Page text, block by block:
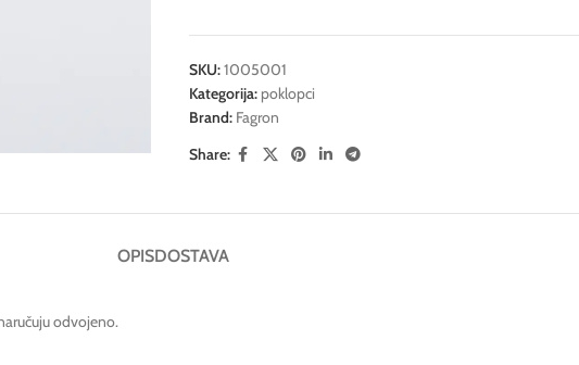
SKU:1005001
Kategorija: poklopci
Brand: Fagron
Share:
OPISDOSTAVA
odvojeno.